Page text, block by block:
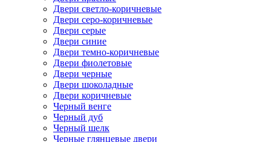
Двери светло-коричневые
Двери серо-коричневые
Двери серые
Двери синие
Двери темно-коричневые
Двери фиолетовые
Двери черные
Двери шоколадные
Двери коричневые
Черный венге
Черный дуб
Черный шелк
Черные глянцевые двери